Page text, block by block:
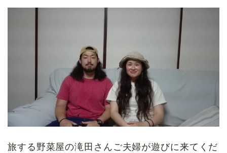
旅する野菜屋の滝田さんご夫婦が遊びに来てくだ